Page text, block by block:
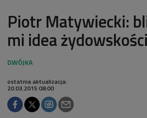
Piotr Matywiecki:
mi idea żydowskości
ostatnia aktualizacja:
20.03.2015 08:00